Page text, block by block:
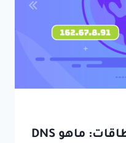
شرح نظام أسماء النطاقات: ماهو DNS